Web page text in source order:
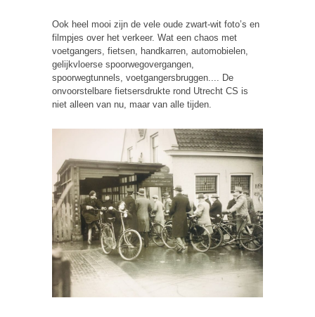
Ook heel mooi zijn de vele oude zwart-wit foto’s en
filmpjes over het verkeer. Wat een chaos met
voetgangers, fietsen, handkarren, automobielen,
gelijkvloerse spoorwegovergangen,
spoorwegtunnels, voetgangersbruggen.... De
onvoorstelbare fietsersdrukte rond Utrecht CS is
niet alleen van nu, maar van alle tijden.